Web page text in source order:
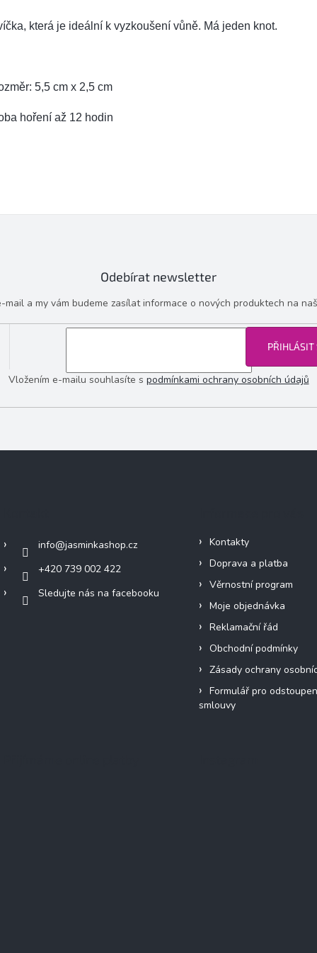
která je ideální k vyzkoušení vůně. Má jeden knot.
5,5 cm x 2,5 cm
hoření až 12 hodin
Odebírat newsletter
mail a my vám budeme zasílat informace o nových produktech na
Vložením e-mailu souhlasíte s podmínkami ochrany osobních údajů
PŘIHLÁSIT
info@jasminkashop.cz
+420 739 002 422
Sledujte nás na facebooku
Kontakty
Doprava a platba
Věrnostní program
Moje objednávka
Reklamační řád
Obchodní podmínky
Zásady ochrany
Formulář pro
smlouvy